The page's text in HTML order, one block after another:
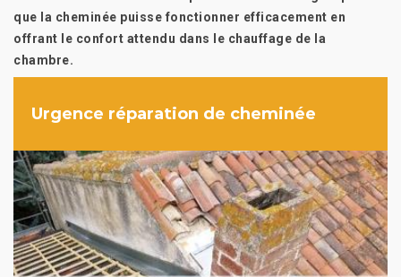
que la cheminée puisse fonctionner efficacement en
offrant le confort attendu dans le chauffage de la
chambre.
Urgence réparation de cheminée